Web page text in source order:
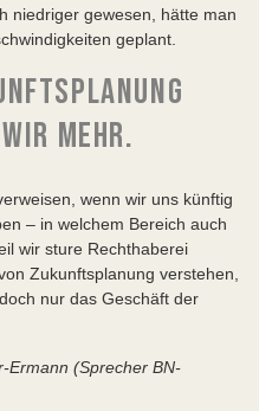
niedriger gewesen, hätte man
geplant.
MEHR.
wenn wir uns künftig
– in welchem Bereich auch
wir sture Rechthaberei
Zukunftsplanung verstehen,
nur das Geschäft der
Ermann (Sprecher BN-